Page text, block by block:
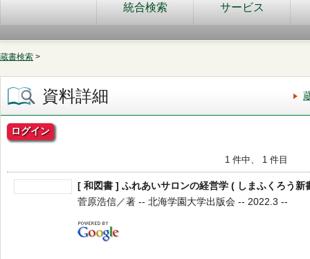
統合検索
サービス
蔵書検索 >
資料詳細
ログイン
1 件中、 1 件目
[ 和図書 ] ふれあいサロンの経営学 ( しまふくろう新
菅原浩信／著 -- 北海学園大学出版会 -- 2022.3 --